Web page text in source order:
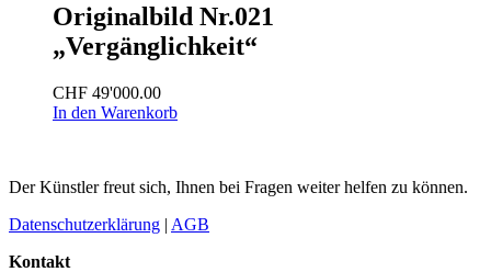
Originalbild Nr.021
„Vergänglichkeit“
CHF 49'000.00
In den Warenkorb
Der Künstler freut sich, Ihnen bei Fragen weiter helfen zu können.
Datenschutzerklärung | AGB
Kontakt